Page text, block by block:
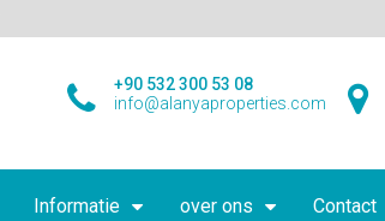
+90 532 300 53 08
info@alanyaproperties.com
Informatie over ons Contact